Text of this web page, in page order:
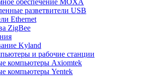
обеспечение MOXA
разветвители USB
Ethernet
ZigBee
Kyland
и рабочие станции
компьютеры Axiomtek
компьютеры Yentek